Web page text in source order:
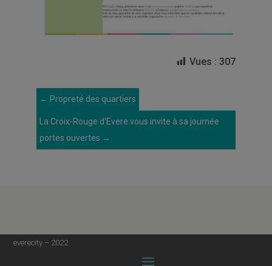
Vues : 307
← Propreté des quartiers
La Croix-Rouge d'Evere vous invite à sa journée
portes ouvertes →
everecity – 2022